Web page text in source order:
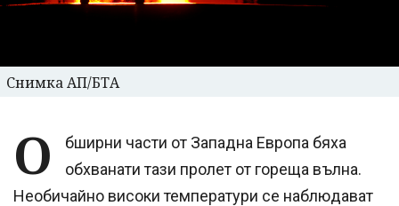
Снимка АП/БТА
О
бширни части от Западна Европа бяха
обхванати тази пролет от гореща вълна.
Необичайно високи температури се наблюдават